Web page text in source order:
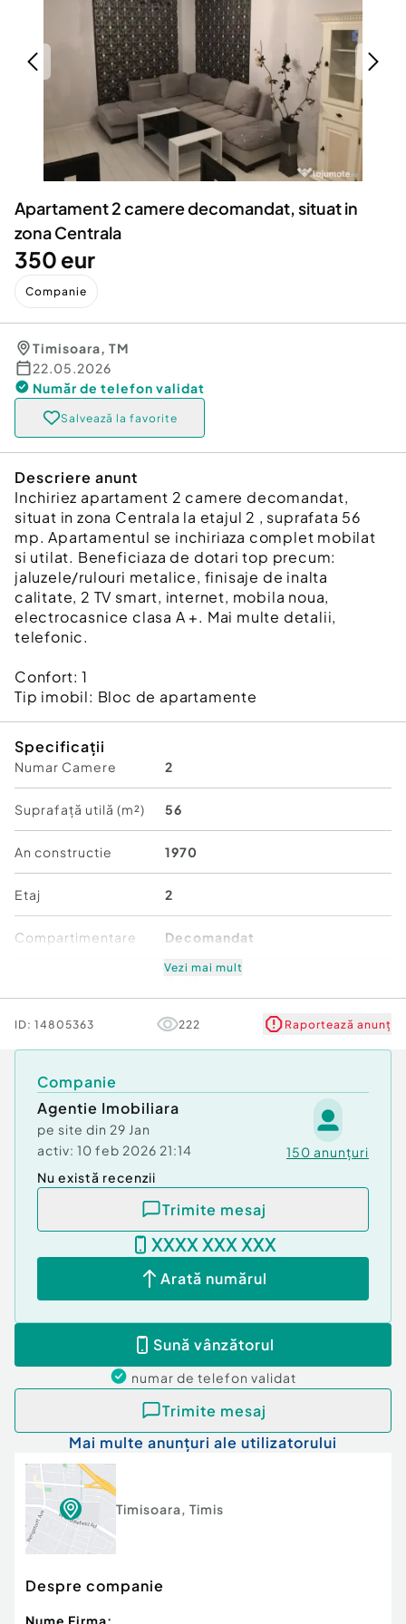
Animale de companie
Afaceri și echipamente profesionale
Inchiriere Bunuri si Vehicule
Utilaje agricole si industriale
Piese auto si accesorii
Dacia Duster
Apartament 2 camere decomandat, situat in
zona Centrala
350 eur
Companie
Timisoara, TM
22.05.2026
Număr de telefon validat
Salvează la favorite
Descriere anunt
Inchiriez apartament 2 camere decomandat,
situat in zona Centrala la etajul 2 , suprafata 56
mp. Apartamentul se inchiriaza complet mobilat
si utilat. Beneficiaza de dotari top precum:
jaluzele/rulouri metalice, finisaje de inalta
calitate, 2 TV smart, internet, mobila noua,
electrocasnice clasa A +. Mai multe detalii,
telefonic.
Confort:1
Tip imobil: Bloc de apartamente
Specificații
Numar Camere 2
Suprafață utilă (m²) 56
An constructie 1970
Etaj 2
Compartimentare Decomandat
Comfort 1
Vezi mai mult
ID: 14805363 222 Raportează anunț
Companie
Agentie Imobiliara
pe site din 29 Jan
activ: 10 feb 2026 21:14 150 anunțuri
Nu există recenzii
Trimite mesaj
XXXX XXX XXX
Arată numărul
Sună vânzătorul
numar de telefon validat
Trimite mesaj
Mai multe anunțuri ale utilizatorului
Timisoara, Timis
Despre companie
Nume Firma: